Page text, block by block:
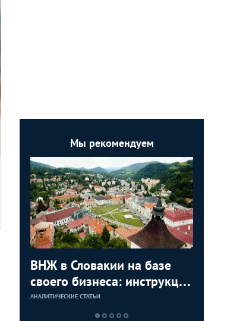
Мы рекомендуем
ВНЖ в Словакии на базе
своего бизнеса: инструкция
для граждан СНГ
АНАЛИТИЧЕСКИЕ СТАТЬИ